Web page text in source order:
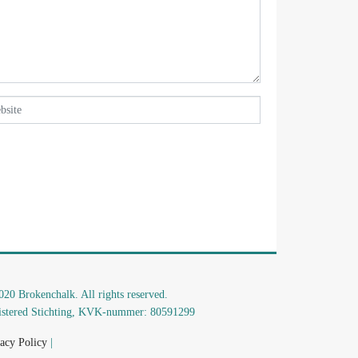
Brokenchalk. All rights reserved.
Stichting, KVK-nummer: 80591299​
Policy|